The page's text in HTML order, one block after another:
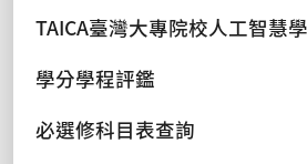
TAICA臺灣大專院校人工智慧
學分學程評鑑
必選修科目表查詢